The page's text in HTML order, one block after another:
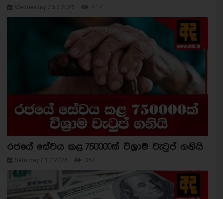
Wednesday / 5 / 2026 417
රජයේ සේවය කළ 750000ක් විශ්‍රාම වැටුප් ගනියි
Saturday / 1 / 2026 354